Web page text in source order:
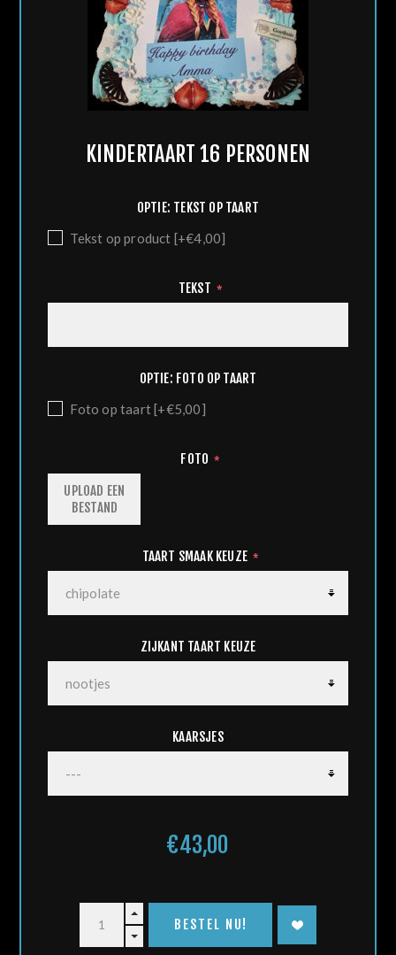
KINDERTAART 16 PERSONEN
OPTIE: TEKST OP TAART
Tekst op product [+€4,00]
TEKST *
OPTIE: FOTO OP TAART
Foto op taart [+€5,00]
FOTO *
UPLOAD EEN
BESTAND
TAART SMAAK KEUZE *
ZIJKANT TAART KEUZE
KAARSJES
€43,00